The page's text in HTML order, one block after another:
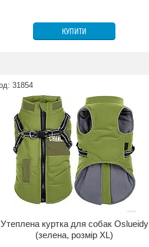
КУПИТИ
31854
Утеплена куртка для собак Oslueidy
(зелена, розмір XL)